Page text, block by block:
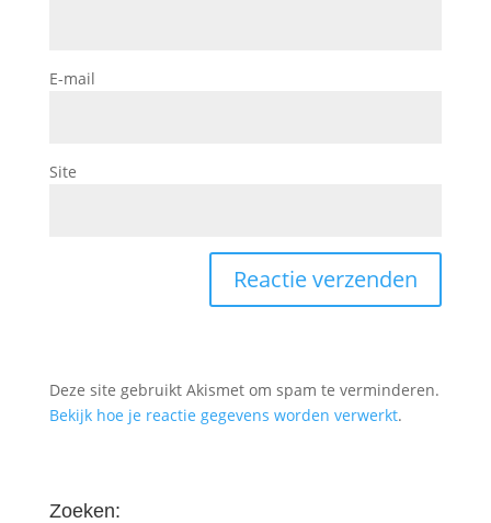
E-mail
Site
Deze site gebruikt Akismet om spam te verminderen.
Bekijk hoe je reactie gegevens worden verwerkt.
Zoeken: